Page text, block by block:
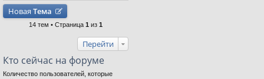
Новая Тема
14 тем • Страница 1 из 1
Перейти
Кто сейчас на форуме
Количество пользователей, которые